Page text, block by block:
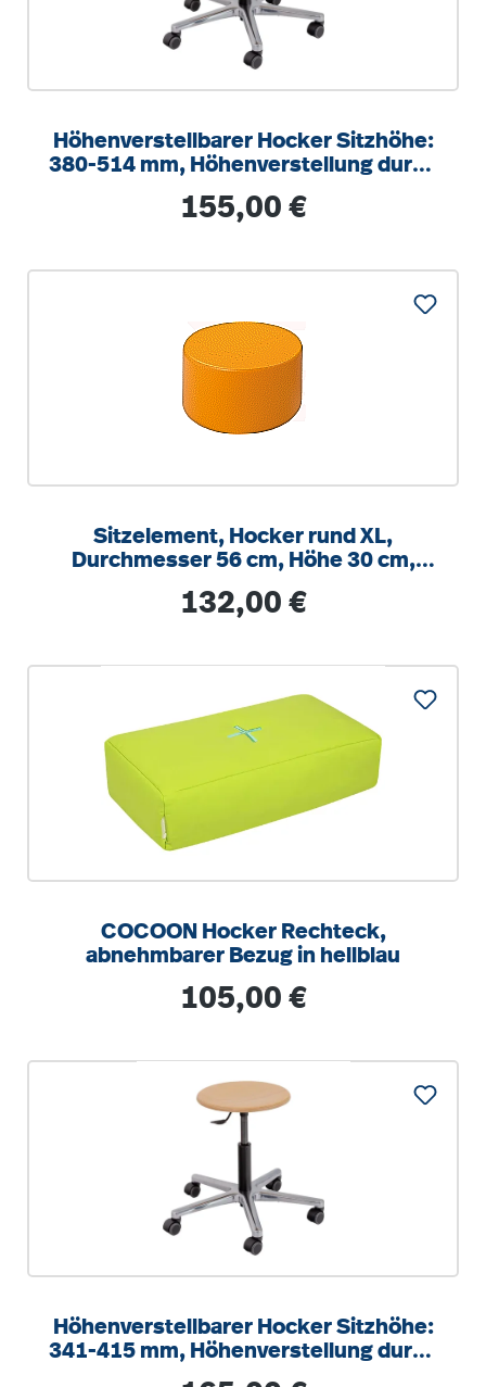
Höhenverstellbarer Hocker Sitzhöhe:
380-514 mm, Höhenverstellung durch
Regulärer Preis:
155,00 €
Sitzelement, Hocker rund XL,
Durchmesser 56 cm, Höhe 30 cm,
Regulärer Preis:
132,00 €
COCOON Hocker Rechteck,
abnehmbarer Bezug in hellblau
Regulärer Preis:
105,00 €
Höhenverstellbarer Hocker Sitzhöhe:
341-415 mm, Höhenverstellung durch